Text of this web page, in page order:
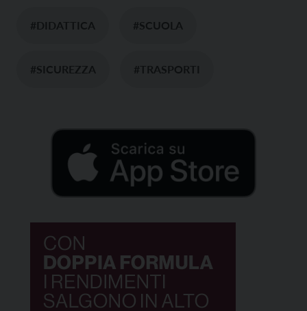
#DIDATTICA #SCUOLA
#SICUREZZA #TRASPORTI